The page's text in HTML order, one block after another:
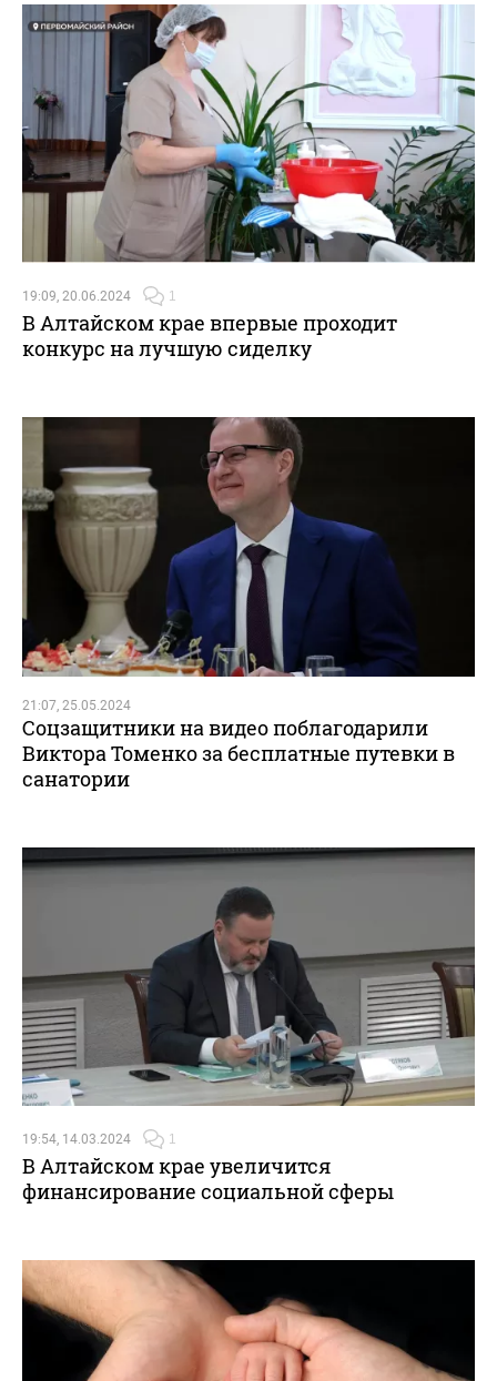
19:09, 20.06.2024 1
В Алтайском крае впервые проходит
конкурс на лучшую сиделку
21:07, 25.05.2024
Соцзащитники на видео поблагодарили
Виктора Томенко за бесплатные путевки в
санатории
19:54, 14.03.2024 1
В Алтайском крае увеличится
финансирование социальной сферы